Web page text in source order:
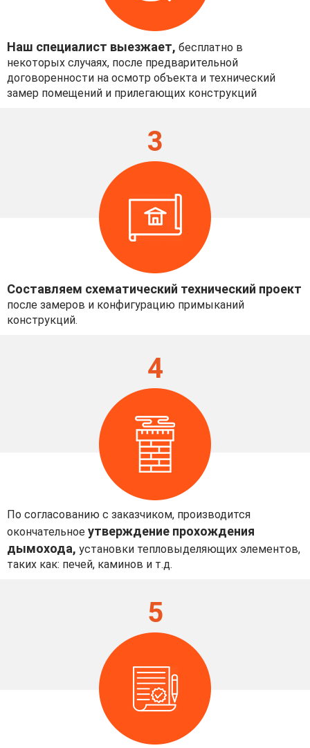
Наш специалист выезжает, бесплатно в
некоторых случаях, после предварительной
договоренности на осмотр объекта и технический
замер помещений и прилегающих конструкций
Составляем схематический технический проект
после замеров и конфигурацию примыканий
конструкций.
3
По согласованию с заказчиком, производится
окончательное утверждение прохождения
дымохода, установки тепловыделяющих элементов,
таких как: печей, каминов и т.д.
4
5